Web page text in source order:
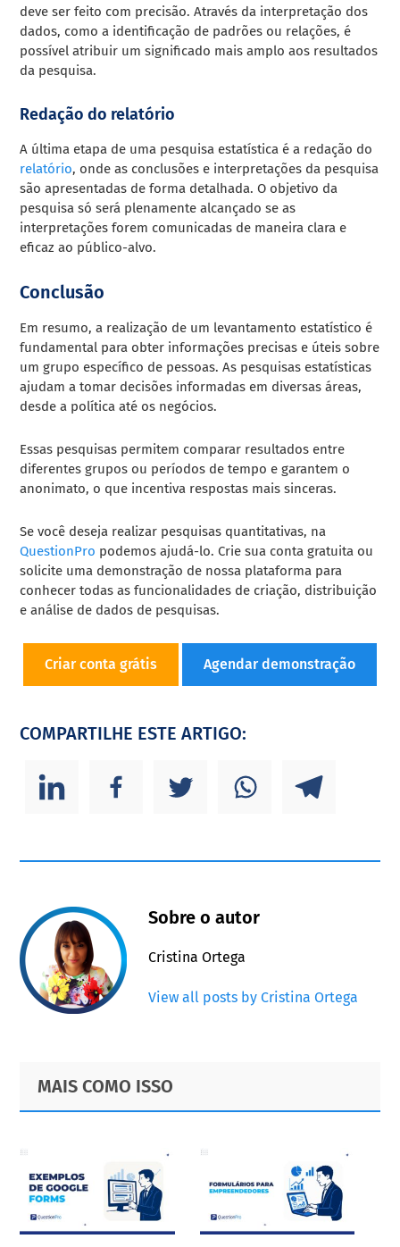
deve ser feito com precisão. Através da interpretação dos
dados, como a identificação de padrões ou relações, é
possível atribuir um significado mais amplo aos resultados
da pesquisa.
Redação do relatório
A última etapa de uma pesquisa estatística é a redação do
relatório, onde as conclusões e interpretações da pesquisa
são apresentadas de forma detalhada. O objetivo da
pesquisa só será plenamente alcançado se as
interpretações forem comunicadas de maneira clara e
eficaz ao público-alvo.
Conclusão
Em resumo, a realização de um levantamento estatístico é
fundamental para obter informações precisas e úteis sobre
um grupo específico de pessoas. As pesquisas estatísticas
ajudam a tomar decisões informadas em diversas áreas,
desde a política até os negócios.
Essas pesquisas permitem comparar resultados entre
diferentes grupos ou períodos de tempo e garantem o
anonimato, o que incentiva respostas mais sinceras.
Se você deseja realizar pesquisas quantitativas, na
QuestionPro podemos ajudá-lo. Crie sua conta gratuita ou
solicite uma demonstração de nossa plataforma para
conhecer todas as funcionalidades de criação, distribuição
e análise de dados de pesquisas.
Criar conta grátis Agendar demonstração
COMPARTILHE ESTE ARTIGO:
Sobre o autor
Cristina Ortega
View all posts by Cristina Ortega
Primary
Sidebar
Footer
MAIS COMO ISSO